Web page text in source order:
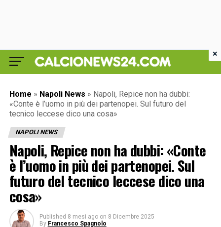
Home » Napoli News » Napoli, Repice non ha dubbi:
«Conte è l’uomo in più dei partenopei. Sul futuro del
tecnico leccese dico una cosa»
NAPOLI NEWS
Napoli, Repice non ha dubbi: «Conte
è l’uomo in più dei partenopei. Sul
futuro del tecnico leccese dico una
cosa»
Published 8 mesi ago on 8 Dicembre 2025
By Francesco Spagnolo
×